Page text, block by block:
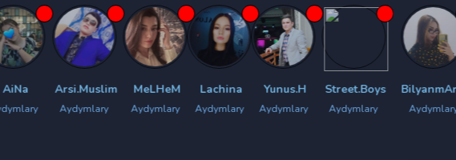
Arsi.Muslim
Aydymlary
MeLHeM
Aydymlary
Lachina
Aydymlary
Yunus.H
Aydymlary
Street.Boys
Aydymlary
BilyanmArzu
Aydymlary